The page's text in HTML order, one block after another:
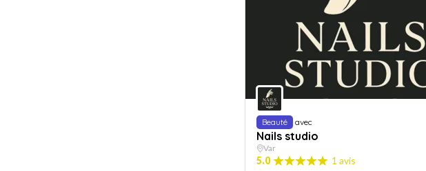
Beauté avec
Nails studio
Var
5.0 1 avis